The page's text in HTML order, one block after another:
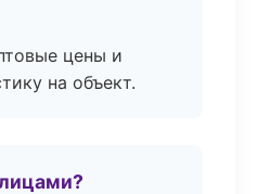
цены и
на объект.